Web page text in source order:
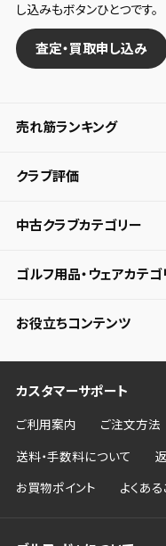
保存された検索条
条件を変更したい
件一覧」から画面
し込みもボタンひとつです。
査定・買取申し込み
売れ筋ランキング
クラブ評価
中古クラブカテゴリー
ゴルフ用品・ウェアカテゴ
お役立ちコンテンツ
カスタマーサポート
ご利用案内 ご注文方法
送料・手数料について
お買物ポイント よくあ